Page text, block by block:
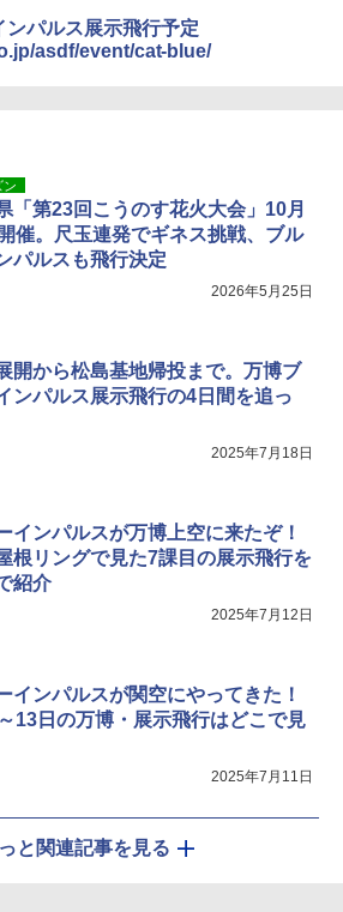
パルス展示飛行予定
asdf/event/cat-blue/
ン
「第23回こうのす花火大会」10月
催。尺玉連発でギネス挑戦、ブル
パルスも飛行決定
2026年5月25日
開から松島基地帰投まで。万博ブ
ンパルス展示飛行の4日間を追っ
2025年7月18日
インパルスが万博上空に来たぞ！
根リングで見た7課目の展示飛行を
紹介
2025年7月12日
インパルスが関空にやってきた！
13日の万博・展示飛行はどこで見
2025年7月11日
と関連記事を見る